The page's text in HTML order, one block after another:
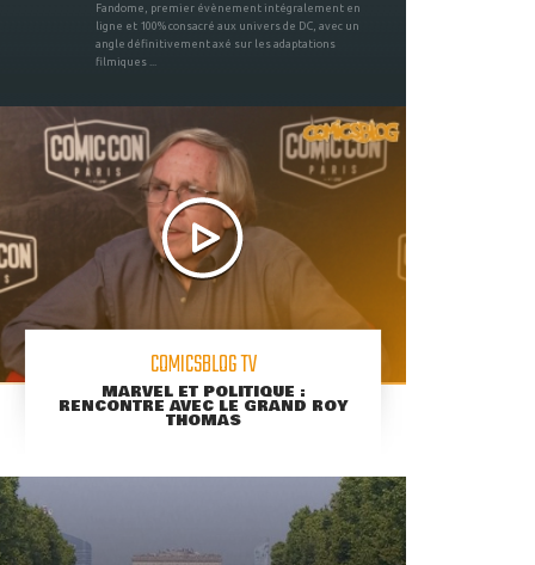
Fandome, premier évènement intégralement en
ligne et 100% consacré aux univers de DC, avec un
angle définitivement axé sur les adaptations
filmiques ...
COMICSBLOG TV
MARVEL ET POLITIQUE :
RENCONTRE AVEC LE GRAND ROY
THOMAS